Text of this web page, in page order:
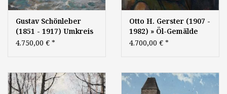
Gustav Schönleber
(1851 - 1917) Umkreis
» Öl-Gemälde
Küstenlandschaft
Brandung
4.750,00 € *
Otto H. Gerster (1907 -
1982) » Öl-Gemälde
Moderne Porträt
4.700,00 € *